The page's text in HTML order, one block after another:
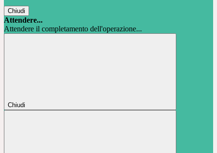
Chiudi
Attendere...
Attendere il completamento dell'operazione...
Chiudi